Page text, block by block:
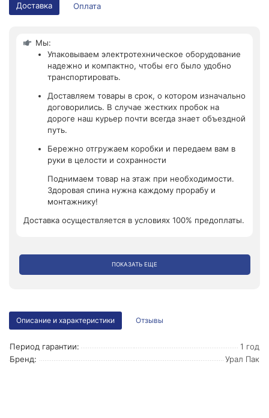
Доставка Оплата
Мы:
Упаковываем электротехническое оборудование
надежно и компактно, чтобы его было удобно
транспортировать.
Доставляем товары в срок, о котором изначально
договорились. В случае жестких пробок на
дороге наш курьер почти всегда знает объездной
путь.
Бережно отгружаем коробки и передаем вам в
руки в целости и сохранности
Поднимаем товар на этаж при необходимости.
Здоровая спина нужна каждому прорабу и
монтажнику!
Доставка осуществляется в условиях 100% предоплаты.
ПОКАЗАТЬ ЕЩЕ
Описание и характеристики Отзывы
Период гарантии:
1 год
Бренд:
Урал Пак